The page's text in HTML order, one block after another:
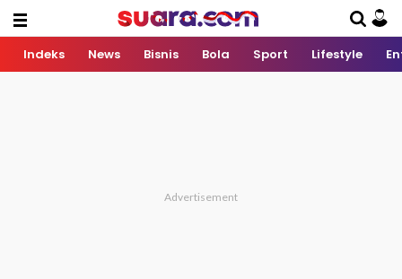
Indeks News Bisnis Bola Sport Lifestyle